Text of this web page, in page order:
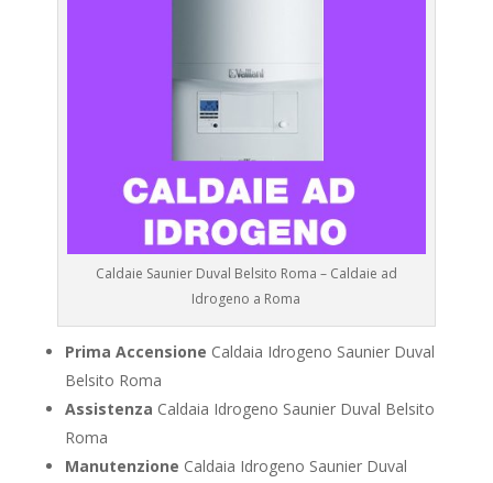
Caldaie Saunier Duval Belsito Roma – Caldaie ad
Idrogeno a Roma
Prima Accensione Caldaia Idrogeno Saunier Duval
Belsito Roma
Assistenza Caldaia Idrogeno Saunier Duval Belsito
Roma
Manutenzione Caldaia Idrogeno Saunier Duval